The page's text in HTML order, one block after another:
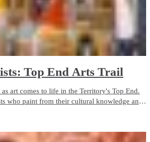
Top End Arts Trail
art comes to life in the Territory's Top End.
who paint from their cultural knowledge and